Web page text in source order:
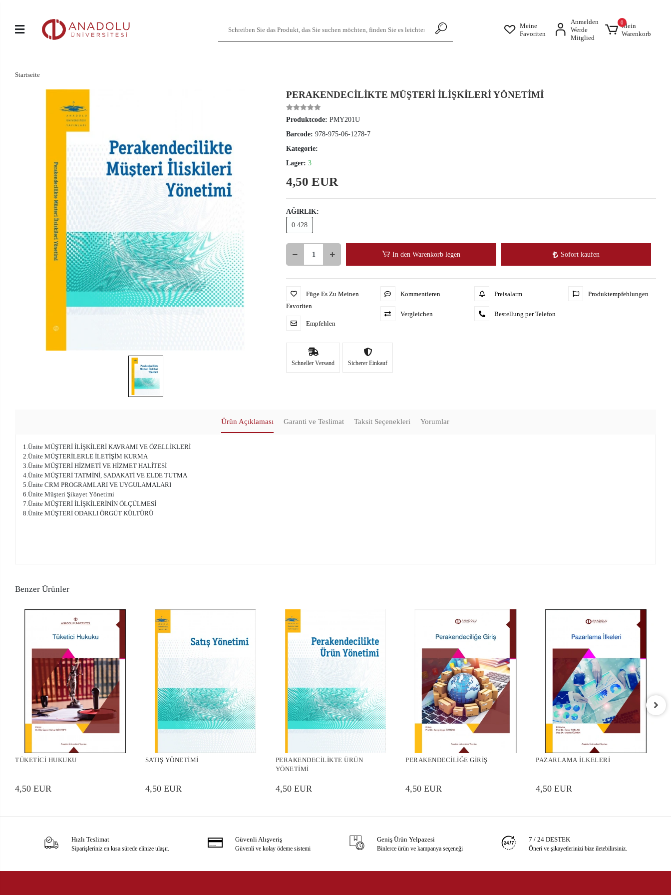
Meine
Favoriten
Anmelden
Werde
Mitglied
0Mein
Warenkorb
Startseite
PERAKENDECİLİKTE MÜŞTERİ İLİŞKİLERİ YÖNETİMİ
Produktcode:PMY201U
Barcode:978-975-06-1278-7
Kategorie:
Lager:3
4,50 EUR
AĞIRLIK:
0.428
In den Warenkorb legen Sofort kaufen
Füge Es Zu Meinen
Favoriten
Empfehlen
Kommentieren
Vergleichen
Preisalarm
Bestellung per Telefon
Produktempfehlungen
Schneller Versand Sicherer Einkauf
Ürün Açıklaması Garanti ve Teslimat Taksit Seçenekleri Yorumlar
1.Ünite MÜŞTERİ İLİŞKİLERİ KAVRAMI VE ÖZELLİKLERİ
2.Ünite MÜŞTERİLERLE İLETİŞİM KURMA
3.Ünite MÜŞTERİ HİZMETİ VE HİZMET HALİTESİ
4.Ünite MÜŞTERİ TATMİNİ, SADAKATİ VE ELDE TUTMA
5.Ünite CRM PROGRAMLARI VE UYGULAMALARI
6.Ünite Müşteri Şikayet Yönetimi
7.Ünite MÜŞTERİ İLİŞKİLERİNİN ÖLÇÜLMESİ
8.Ünite MÜŞTERİ ODAKLI ÖRGÜT KÜLTÜRÜ
Benzer Ürünler
TÜKETİCİ HUKUKU
4,50 EUR
SATIŞ YÖNETİMİ
4,50 EUR
PERAKENDECİLİKTE ÜRÜN
YÖNETİMİ
4,50 EUR
PERAKENDECİLİĞE GİRİŞ
4,50 EUR
PAZARLAMA İLKELERİ
4,50 EUR
Hızlı Teslimat
Siparişleriniz en kısa sürede elinize ulaşır.
Güvenli Alışveriş
Güvenli ve kolay ödeme sistemi
Geniş Ürün Yelpazesi
Binlerce ürün ve kampanya seçeneği
7 / 24 DESTEK
Öneri ve şikayetlerinizi bize iletebilirsiniz.